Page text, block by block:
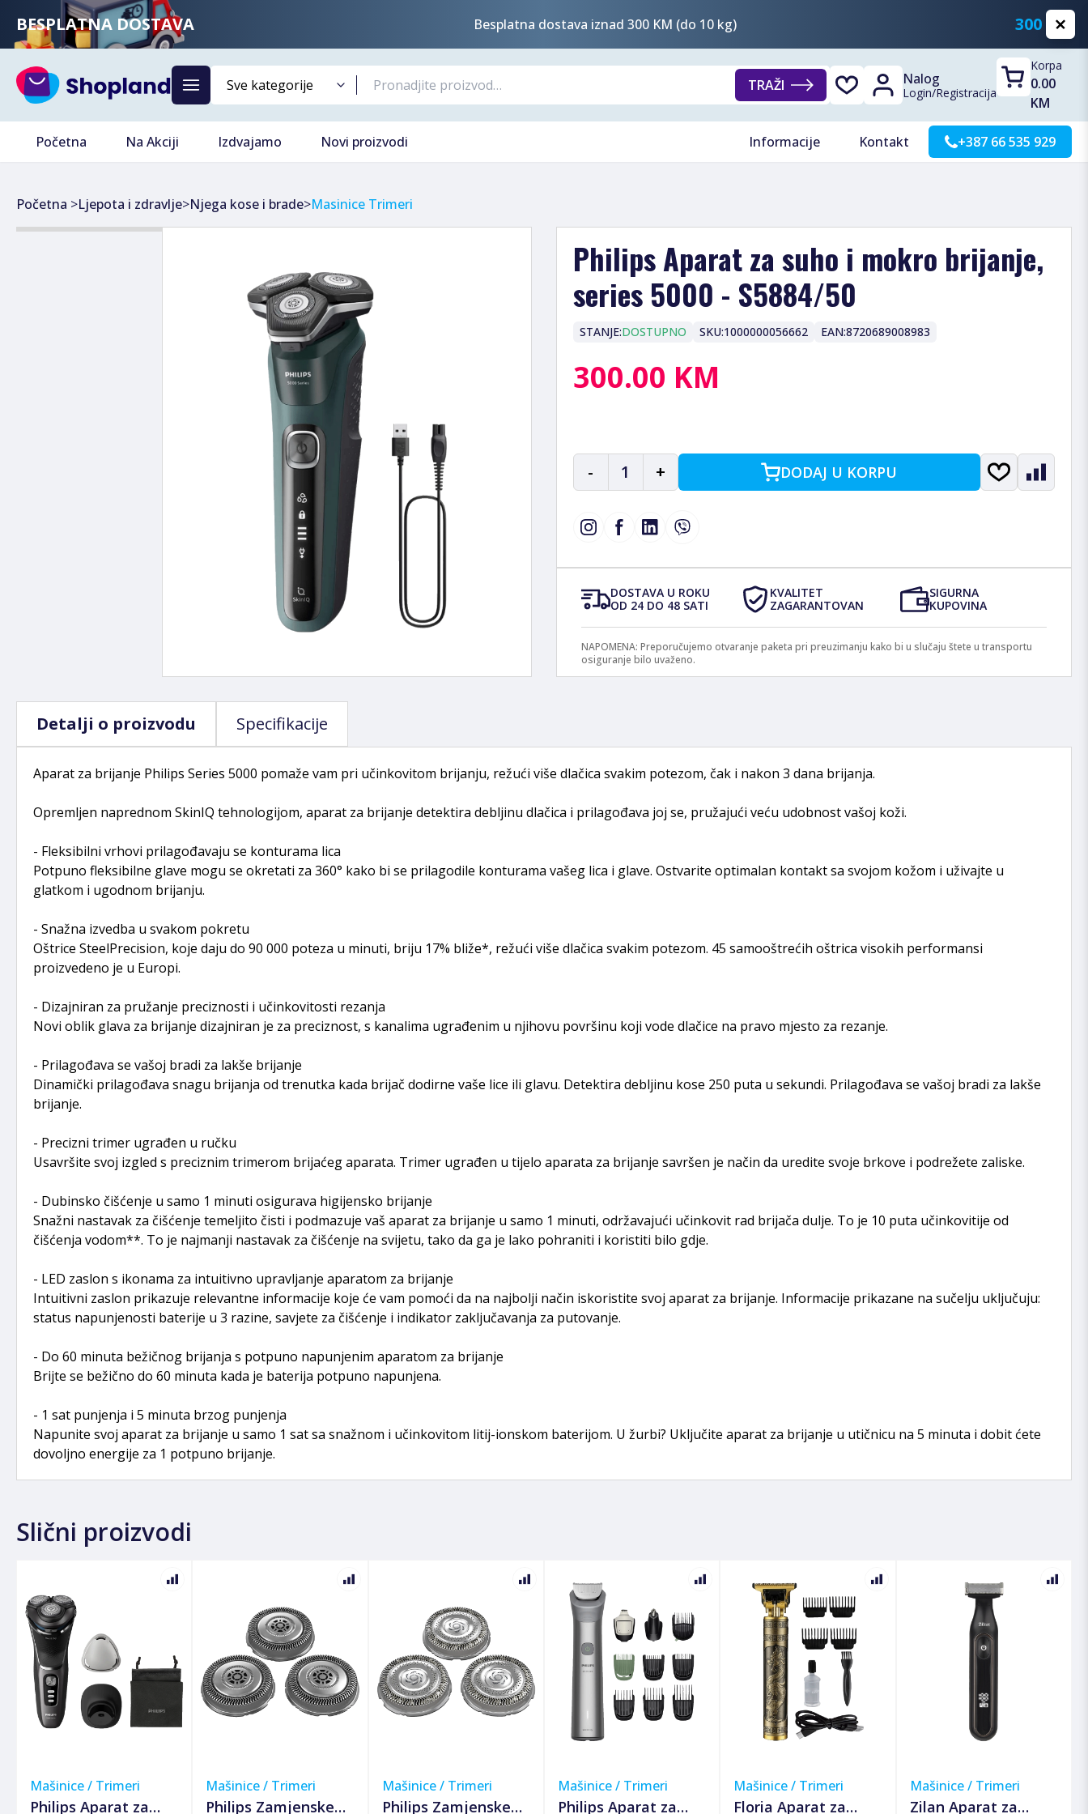
BESPLATNA DOSTAVA Besplatna dostava iznad 300 KM (do 10 kg) 300 KM
TRAŽI Nalog
Login/Registracija
Korpa
0.00
KM
Početna Na Akciji Izdvajamo Novi proizvodi Informacije Kontakt +387 66 535 929
Početna >Ljepota i zdravlje>Njega kose i brade>Masinice Trimeri
Philips Aparat za suho i mokro brijanje,
series 5000 - S5884/50
STANJE:DOSTUPNO SKU:1000000056662 EAN:8720689008983
300.00 KM
- 1 + DODAJ U KORPU
DOSTAVA U ROKU
OD 24 DO 48 SATI
KVALITET
ZAGARANTOVAN
SIGURNA
KUPOVINA
NAPOMENA: Preporučujemo otvaranje paketa pri preuzimanju kako bi u slučaju štete u transportu
osiguranje bilo uvaženo.
Detalji o proizvodu Specifikacije
Aparat za brijanje Philips Series 5000 pomaže vam pri učinkovitom brijanju, režući više dlačica svakim potezom, čak i nakon 3 dana brijanja.
Opremljen naprednom SkinIQ tehnologijom, aparat za brijanje detektira debljinu dlačica i prilagođava joj se, pružajući veću udobnost vašoj koži.
- Fleksibilni vrhovi prilagođavaju se konturama lica
Potpuno fleksibilne glave mogu se okretati za 360° kako bi se prilagodile konturama vašeg lica i glave. Ostvarite optimalan kontakt sa svojom kožom i uživajte u
glatkom i ugodnom brijanju.
- Snažna izvedba u svakom pokretu
Oštrice SteelPrecision, koje daju do 90 000 poteza u minuti, briju 17% bliže*, režući više dlačica svakim potezom. 45 samooštrećih oštrica visokih performansi
proizvedeno je u Europi.
- Dizajniran za pružanje preciznosti i učinkovitosti rezanja
Novi oblik glava za brijanje dizajniran je za preciznost, s kanalima ugrađenim u njihovu površinu koji vode dlačice na pravo mjesto za rezanje.
- Prilagođava se vašoj bradi za lakše brijanje
Dinamički prilagođava snagu brijanja od trenutka kada brijač dodirne vaše lice ili glavu. Detektira debljinu kose 250 puta u sekundi. Prilagođava se vašoj bradi za lakše
brijanje.
- Precizni trimer ugrađen u ručku
Usavršite svoj izgled s preciznim trimerom brijaćeg aparata. Trimer ugrađen u tijelo aparata za brijanje savršen je način da uredite svoje brkove i podrežete zaliske.
- Dubinsko čišćenje u samo 1 minuti osigurava higijensko brijanje
Snažni nastavak za čišćenje temeljito čisti i podmazuje vaš aparat za brijanje u samo 1 minuti, održavajući učinkovit rad brijača dulje. To je 10 puta učinkovitije od
čišćenja vodom**. To je najmanji nastavak za čišćenje na svijetu, tako da ga je lako pohraniti i koristiti bilo gdje.
- LED zaslon s ikonama za intuitivno upravljanje aparatom za brijanje
Intuitivni zaslon prikazuje relevantne informacije koje će vam pomoći da na najbolji način iskoristite svoj aparat za brijanje. Informacije prikazane na sučelju uključuju:
status napunjenosti baterije u 3 razine, savjete za čišćenje i indikator zaključavanja za putovanje.
- Do 60 minuta bežičnog brijanja s potpuno napunjenim aparatom za brijanje
Brijte se bežično do 60 minuta kada je baterija potpuno napunjena.
- 1 sat punjenja i 5 minuta brzog punjenja
Napunite svoj aparat za brijanje u samo 1 sat sa snažnom i učinkovitom litij-ionskom baterijom. U žurbi? Uključite aparat za brijanje u utičnicu na 5 minuta i dobit ćete
dovoljno energije za 1 potpuno brijanje.
Slični proizvodi
Mašinice / Trimeri
Philips Aparat za
Mašinice / Trimeri
Philips Zamjenske
Mašinice / Trimeri
Philips Zamjenske
Mašinice / Trimeri
Philips Aparat za
Mašinice / Trimeri
Floria Aparat za
Mašinice / Trimeri
Zilan Aparat za